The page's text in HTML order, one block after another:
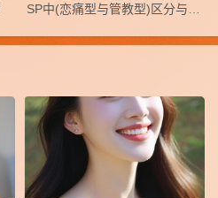
SP中(恋痛型与管教型)区分与介绍